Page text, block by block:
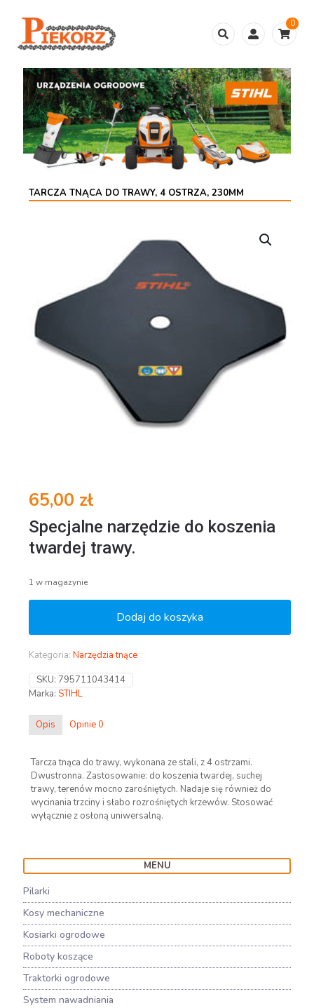
0
MENU
Pilarki
Kosy mechaniczne
Kosiarki ogrodowe
Roboty koszące
Traktorki ogrodowe
System nawadniania
TARCZA TNĄCA DO TRAWY, 4 OSTRZA, 230MM
65,00 zł
Specjalne narzędzie do koszenia
twardej trawy.
1 w magazynie
Dodaj do koszyka
Kategoria: Narzędzia tnące
SKU: 795711043414
Marka: STIHL
Opis Opinie0
Tarcza tnąca do trawy, wykonana ze stali, z 4 ostrzami.
Dwustronna. Zastosowanie: do koszenia twardej, suchej
trawy, terenów mocno zarośniętych. Nadaje się również do
wycinania trzciny i słabo rozrośniętych krzewów. Stosować
wyłącznie z osłoną uniwersalną.